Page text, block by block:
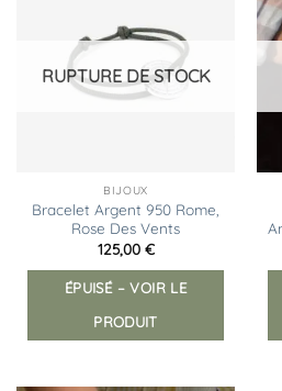
d’envies
RUPTURE DE STOCK
BIJOUX
Bracelet Argent 950 Rome,
Rose Des Vents
125,00 €
ÉPUISÉ – VOIR LE
PRODUIT